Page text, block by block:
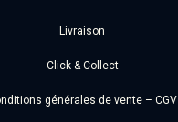
Livraison
Click & Collect
générales de vente – CGV